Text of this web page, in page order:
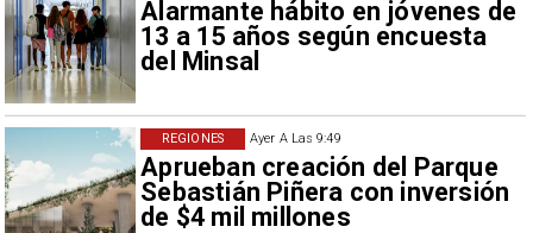
Alarmante hábito en jóvenes de
13 a 15 años según encuesta
del Minsal
Ayer A Las 9:49
Aprueban creación del Parque
Sebastián Piñera con inversión
de $4 mil millones
REGIONES